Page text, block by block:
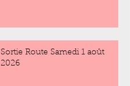
Sortie Route Samedi 1 août
2026